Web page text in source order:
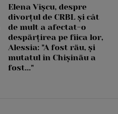
Elena Vîșcu, despre
divorțul de CRBL și cât
de mult a afectat-o
despărțirea pe fiica lor,
Alessia: "A fost rău, și
mutatul în Chișinău a
fost..."